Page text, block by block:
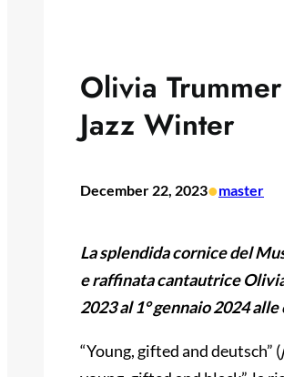
Olivia
Jazz Winter
December 22, 2023•master
La splendida cornice del
e raffinata cantautrice
2023 al 1° gennaio 2024 alle
“Young, gifted and deutsch” (